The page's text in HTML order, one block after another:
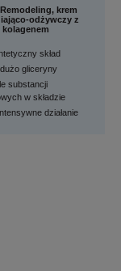
krem
odżywczy z
kolagenem
skład
gliceryny
substancji
w składzie
działanie